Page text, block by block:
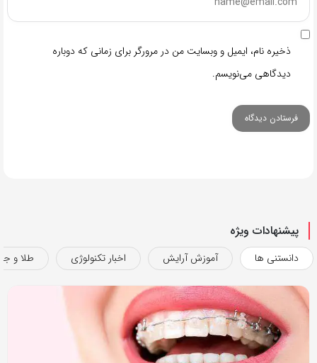
ذخیره نام، ایمیل و وبسایت من در مرورگر برای زمانی که دوباره
دیدگاهی می‌نویسم.
پیشنهادات ویژه
دانستنی ها آموزش آرایش اخبار تکنولوژی طلا و